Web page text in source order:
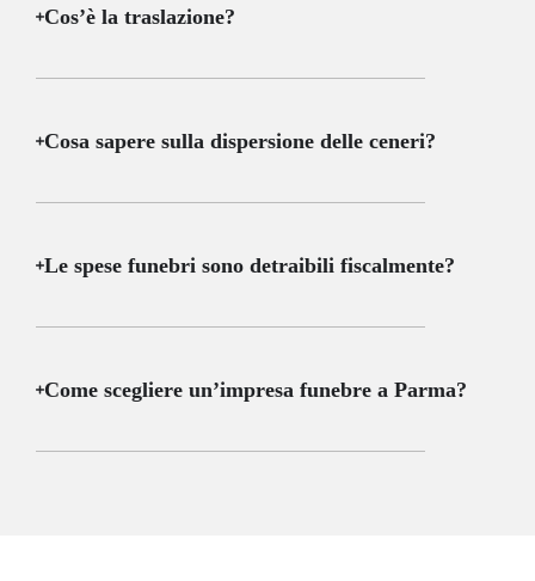
Cos’è la traslazione?
Cosa sapere sulla dispersione delle ceneri?
Le spese funebri sono detraibili fiscalmente?
Come scegliere un’impresa funebre a Parma?